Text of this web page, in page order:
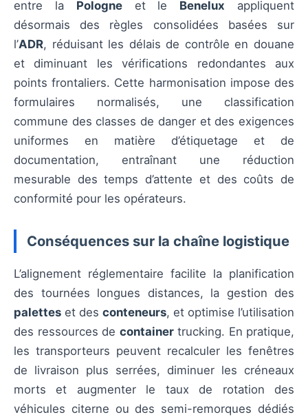
entre la Pologneet le Benelux appliquent
désormais des règles consolidées basées sur
l’ADR, réduisant les délais de contrôle en douane
et diminuant les vérifications redondantes aux
points frontaliers. Cette harmonisation impose des
formulaires normalisés, une classification
commune des classes de danger et des exigences
uniformes en matière d’étiquetage et de
documentation, entraînant une réduction
mesurable des temps d’attente et des coûts de
conformité pour les opérateurs.
Conséquences sur la chaîne logistique
L’alignement réglementaire facilite la planification
des tournées longues distances, la gestion des
palettes et des conteneurs, et optimise l’utilisation
des ressources de containertrucking. En pratique,
les transporteurs peuvent recalculer les fenêtres
de livraison plus serrées, diminuer les créneaux
morts et augmenter le taux de rotation des
véhicules citerne ou des semi-remorques dédiés